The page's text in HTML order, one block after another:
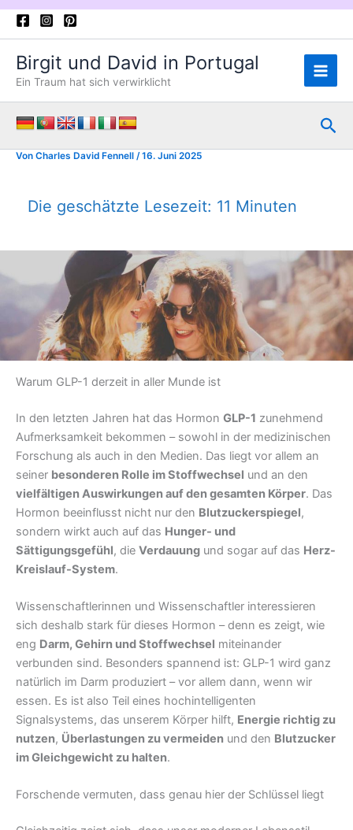
Zum
Inhalt
Birgit und David in Portugal
Ein Traum hat sich verwirklicht
Von Charles David Fennell /16. Juni 2025
Warum GLP-1 derzeit in aller Munde ist
In den letzten Jahren hat das Hormon GLP-1 zunehmend
Aufmerksamkeit bekommen – sowohl in der medizinischen
Forschung als auch in den Medien. Das liegt vor allem an
seiner besonderen Rolle im Stoffwechsel und an den
vielfältigen Auswirkungen auf den gesamten Körper. Das
Hormon beeinflusst nicht nur den Blutzuckerspiegel,
sondern wirkt auch auf das Hunger- und
Sättigungsgefühl, die Verdauung und sogar auf das Herz-
Kreislauf-System.
Wissenschaftlerinnen und Wissenschaftler interessieren
sich deshalb stark für dieses Hormon – denn es zeigt, wie
eng Darm, Gehirn und Stoffwechsel miteinander
verbunden sind. Besonders spannend ist: GLP-1 wird ganz
natürlich im Darm produziert – vor allem dann, wenn wir
essen. Es ist also Teil eines hochintelligenten
Signalsystems, das unserem Körper hilft, Energie richtig zu
nutzen, Überlastungen zu vermeiden und den Blutzucker
im Gleichgewicht zu halten.
Forschende vermuten, dass genau hier der Schlüssel liegt